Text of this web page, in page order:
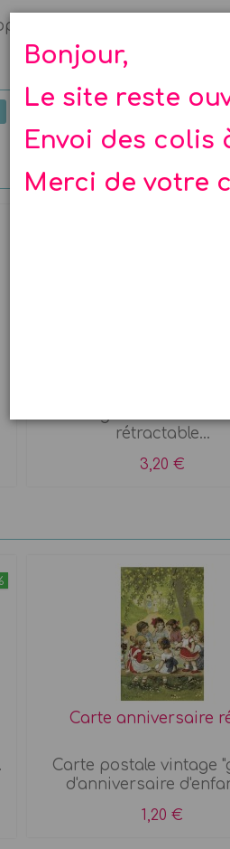
Bonjour,
Le site reste
Envoi des
Merci de votre
carrées de couleur
rétractable...
3,20 €
Carte anniversaire
Carte postale vintage
d'anniversaire
1,20 €